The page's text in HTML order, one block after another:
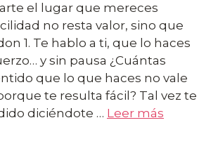
el lugar que mereces
no resta valor, sino que
1. Te hablo a ti, que lo haces
y sin pausa ¿Cuántas
que lo que haces no vale
te resulta fácil? Tal vez te
diciéndote … Leer más